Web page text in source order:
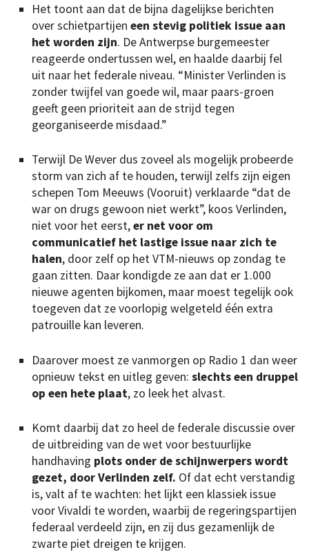
Het toont aan dat de bijna dagelijkse berichten
over schietpartijen een stevig politiek issue aan
het worden zijn. De Antwerpse burgemeester
reageerde ondertussen wel, en haalde daarbij fel
uit naar het federale niveau. “Minister Verlinden is
zonder twijfel van goede wil, maar paars-groen
geeft geen prioriteit aan de strijd tegen
georganiseerde misdaad.”
Terwijl De Wever dus zoveel als mogelijk probeerde
storm van zich af te houden, terwijl zelfs zijn eigen
schepen Tom Meeuws (Vooruit) verklaarde “dat de
war on drugs gewoon niet werkt”, koos Verlinden,
niet voor het eerst,er net voor om
communicatief het lastige issue naar zich te
halen, door zelf op het VTM-nieuws op zondag te
gaan zitten. Daar kondigde ze aan dat er 1.000
nieuwe agenten bijkomen, maar moest tegelijk ook
toegeven dat ze voorlopig welgeteld één extra
patrouille kan leveren.
Daarover moest ze vanmorgen op Radio 1 dan weer
opnieuw tekst en uitleg geven: slechts een druppel
op een hete plaat, zo leek het alvast.
Komt daarbij dat zo heel de federale discussie over
de uitbreiding van de wet voor bestuurlijke
handhaving plots onder de schijnwerpers wordt
gezet, door Verlinden zelf. Of dat echt verstandig
is, valt af te wachten: het lijkt een klassiek issue
voor Vivaldi te worden, waarbij de regeringspartijen
federaal verdeeld zijn, en zij dus gezamenlijk de
zwarte piet dreigen te krijgen.